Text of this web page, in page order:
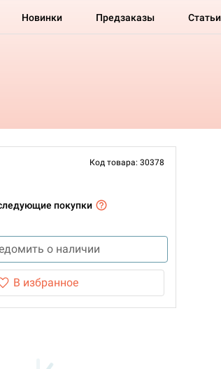
Новинки Предзаказы Статьи
Код товара: 30378
покупки
о наличии
В избранное